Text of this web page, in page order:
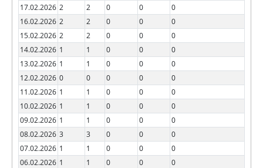
17.02.2026 2 2 0 0
0
16.02.2026 2 2 0 0
0
15.02.2026 2 2 0 0
0
14.02.2026 1 1 0 0
0
13.02.2026 1 1 0 0
0
12.02.2026 0 0 0 0
0
11.02.2026 1 1 0 0
0
10.02.2026 1 1 0 0
0
09.02.2026 1 1 0 0
0
08.02.2026 3 3 0 0
0
07.02.2026 1 1 0 0
0
06.02.2026 1 1 0 0
0